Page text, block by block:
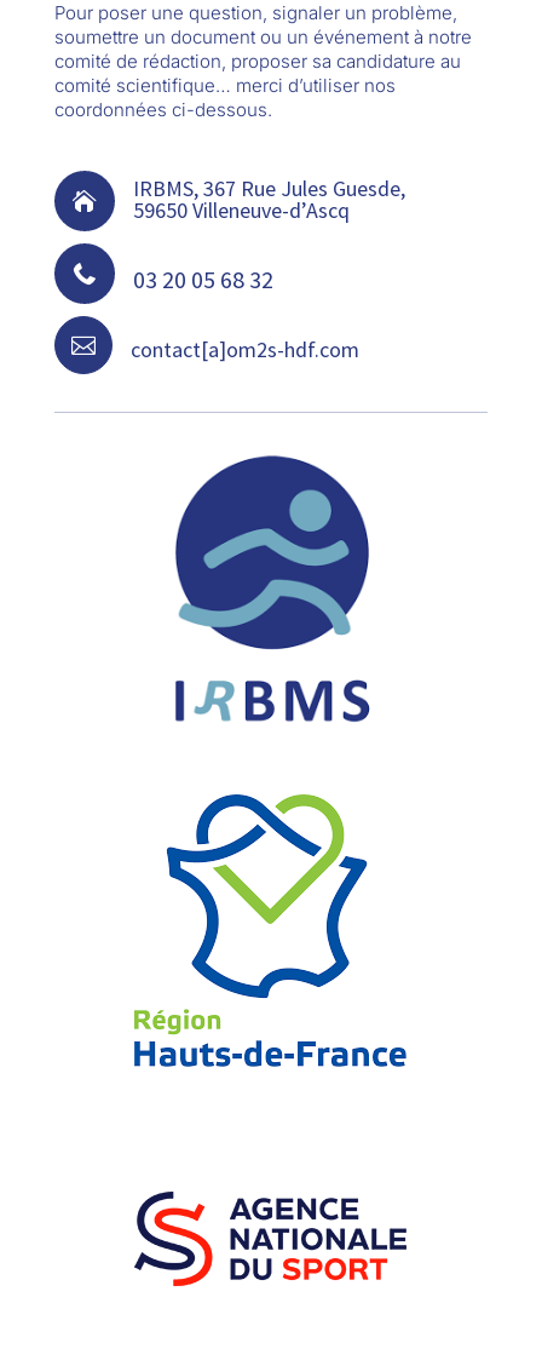
Pour poser une question, signaler un problème,
soumettre un document ou un événement à notre
comité de rédaction, proposer sa candidature au
comité scientifique… merci d’utiliser nos
coordonnées ci-dessous.
 IRBMS, 367 Rue Jules Guesde,
59650 Villeneuve-d’Ascq
 03 20 05 68 32
 contact[a]om2s-hdf.com